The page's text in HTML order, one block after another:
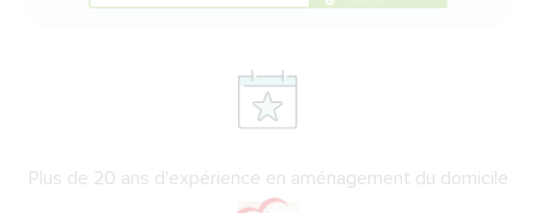
Plus de 20 ans d'expérience en aménagement du domicile